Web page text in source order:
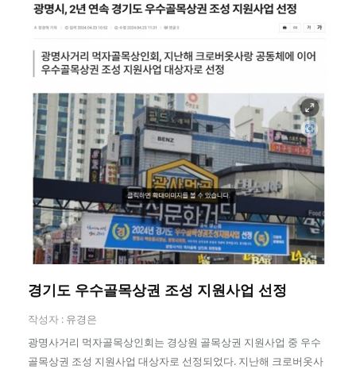
경기도 우수골목상권 조성 지원사업 선정
작성자 : 유경은
광명사거리 먹자골목상인회는 경상원 골목상권 지원사업 중 우수
골목상권 조성 지원사업 대상자로 선정되었다. 지난해 크로버옷사